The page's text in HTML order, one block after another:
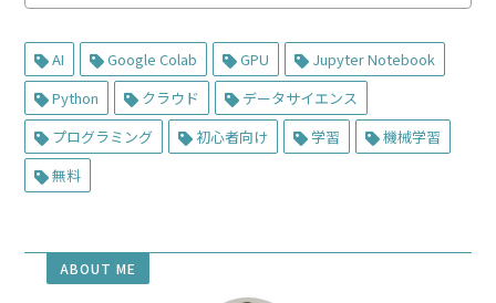
AI Google Colab GPU
Jupyter Notebook
Python
クラウド
データサイエンス
プログラミング
初心者向け 学習
機械学習
無料
ABOUT ME